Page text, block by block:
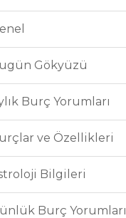
Gökyüzü
Burç Yorumları
ve Özellikleri
Bilgileri
Burç Yorumları